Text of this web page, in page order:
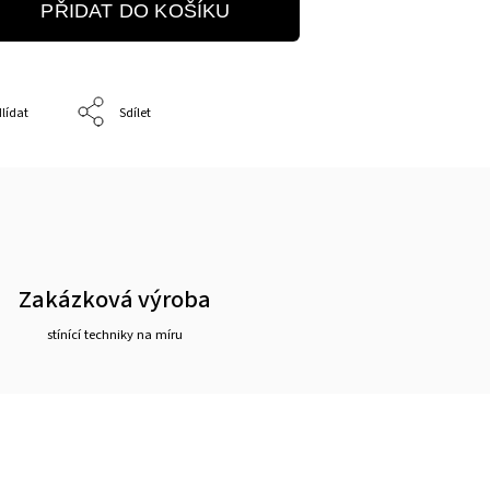
PŘIDAT DO KOŠÍKU
Sdílet
Zakázková výroba
stínící techniky na míru